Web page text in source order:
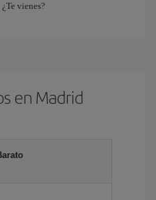
vienes?
en Madrid